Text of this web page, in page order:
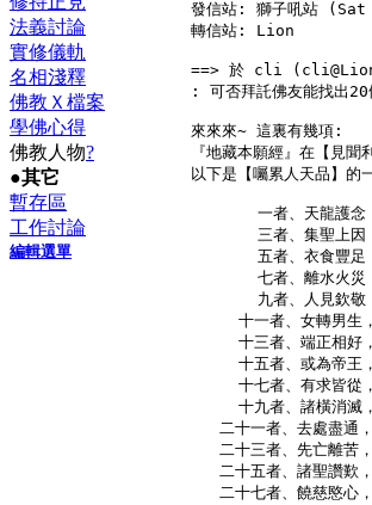
法義討論
實修儀軌
名相淺釋
佛教Ｘ檔案
學佛心得
佛教人物?
●其它
暫存區
工作討論
編輯選單
發信站: 獅子吼站
轉信站: Lion
==> 於 cli
: 可否拜託佛友能找出20
來來來~ 這裏有幾項:
『地藏本願經』在【見聞
以下是【囑累人天品】的
一者、天龍護念
三者、集聖上因
五者、衣食豐足
七者、離水火災
九者、人見欽敬
十一者、女轉男生
十三者、端正相好
十五者、或為帝王
十七者、有求皆從
十九者、諸橫消滅
二十一者、去處盡通
二十三者、先亡離苦
二十五者、諸聖讚歎
二十七者、饒慈愍心